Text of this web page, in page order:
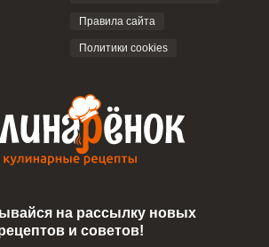
Правила сайта
Политики cookies
на рассылку новых
и советов!